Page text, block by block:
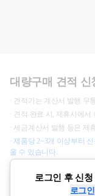
로그인 후 신
로그인
대량구매 견적 신
· 견적가는 계산서 발행
· 견적 완료 시, 제휴사에
· 세금계산서 발행 등은
· 제품당 2~3개 이상부터
울 수 있습니다.
신청정보